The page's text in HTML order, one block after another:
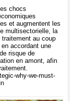
chocs
et augmentent les
multisectorielle, la
au coup
accordant une
risque de
en amont, afin
why-we-must-